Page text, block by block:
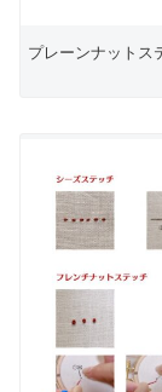
プレーンナットス